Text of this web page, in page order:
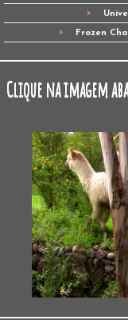
Frozen
Clique na imagem